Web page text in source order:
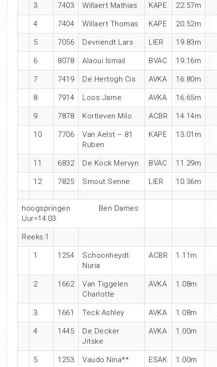
3 7403 Willaert Mathias KAPE 22.57m
4 7404 Willaert Thomas KAPE 20.52m
5 7056 Devriendt Lars LIER 19.83m
6 8078 Alaoui Ismail BVAC 19.16m
7 7419 De Hertogh Cis AVKA 16.80m
8 7914 Loos Jarne AVKA 16.65m
9 7878 Kortleven Milo ACBR 14.14m
10 7706
Van Aelst – 81
Ruben
KAPE 13.01m
11 6832 De Kock Mervyn BVAC 11.29m
12 7825 Smout Senne LIER 10.36m
hoogspringen Ben Dames
Uur=14:03
Reeks:1
1 1254
Schoonheydt
Nuria
ACBR 1.11m
2 1662
Van Tiggelen
Charlotte
AVKA 1.08m
3 1661 Teck Ashley AVKA 1.08m
4 1445
De Decker
Jitske
AVKA 1.00m
5 1253 Vaudo Nina** ESAK 1.00m